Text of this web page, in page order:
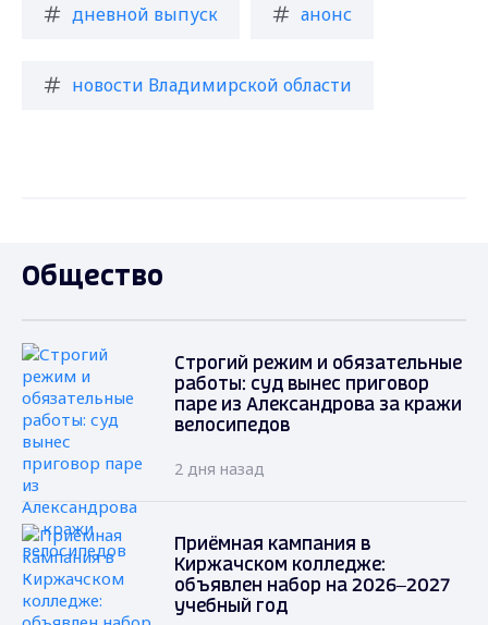
дневной выпуск анонс
новости Владимирской области
Общество
Строгий режим и обязательные
работы: суд вынес приговор
паре из Александрова за кражи
велосипедов
2 дня назад
Приёмная кампания в
Киржачском колледже:
объявлен набор на 2026–2027
учебный год